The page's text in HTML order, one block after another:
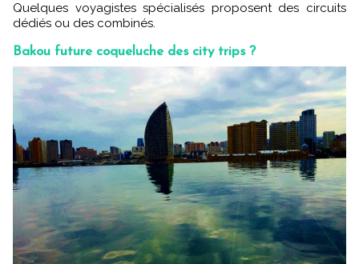
Quelques voyagistes spécialisés proposent des circuits
dédiés ou des combinés.
Bakou future coqueluche des city trips ?